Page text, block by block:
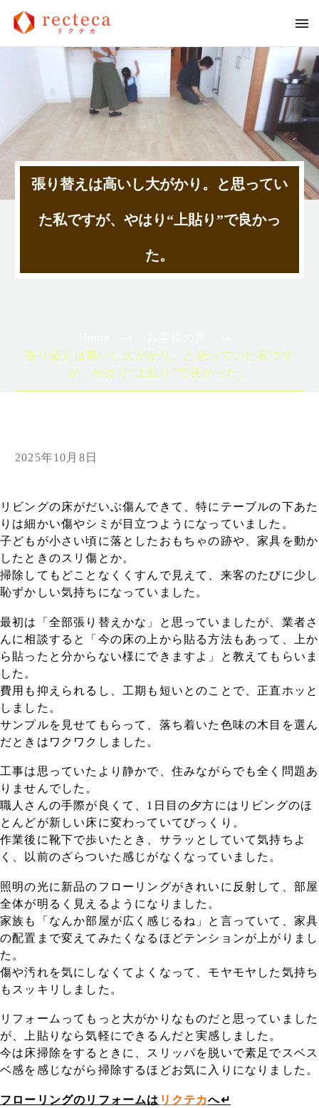
張り替えは高いし大がかり。と思ってい
た私ですが、やはり“上貼り”で良かっ
た。
張り替えは高いし大がかり。と思っていた私です
が、やはり“上貼り”で良かった。
2025年10月8日
リビングの床がだいぶ傷んできて、特にテーブルの下あた
りは細かい傷やシミが目立つようになっていました。
子どもが小さい頃に落としたおもちゃの跡や、家具を動か
したときのスリ傷とか。
掃除してもどことなくくすんで見えて、来客のたびに少し
恥ずかしい気持ちになっていました。
最初は「全部張り替えかな」と思っていましたが、業者さ
んに相談すると「今の床の上から貼る方法もあって、上か
ら貼ったと分からない様にできますよ」と教えてもらいま
した。
費用も抑えられるし、工期も短いとのことで、正直ホッと
しました。
サンプルを見せてもらって、落ち着いた色味の木目を選ん
だときはワクワクしました。
工事は思っていたより静かで、住みながらでも全く問題あ
りませんでした。
職人さんの手際が良くて、1日目の夕方にはリビングのほ
とんどが新しい床に変わっていてびっくり。
作業後に靴下で歩いたとき、サラッとしていて気持ちよ
く、以前のざらついた感じがなくなっていました。
照明の光に新品のフローリングがきれいに反射して、部屋
全体が明るく見えるようになりました。
家族も「なんか部屋が広く感じるね」と言っていて、家具
の配置まで変えてみたくなるほどテンションが上がりまし
た。
傷や汚れを気にしなくてよくなって、モヤモヤした気持ち
もスッキリしました。
リフォームってもっと大がかりなものだと思っていました
が、上貼りなら気軽にできるんだと実感しました。
今は床掃除をするときに、スリッパを脱いで素足でスベス
ベ感を感じながら掃除するほどお気に入りになりました。
フローリングのリフォームは リクテカへ↵